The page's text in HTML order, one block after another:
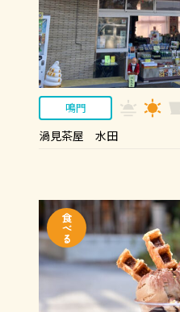
鳴門
渦見茶屋 水田